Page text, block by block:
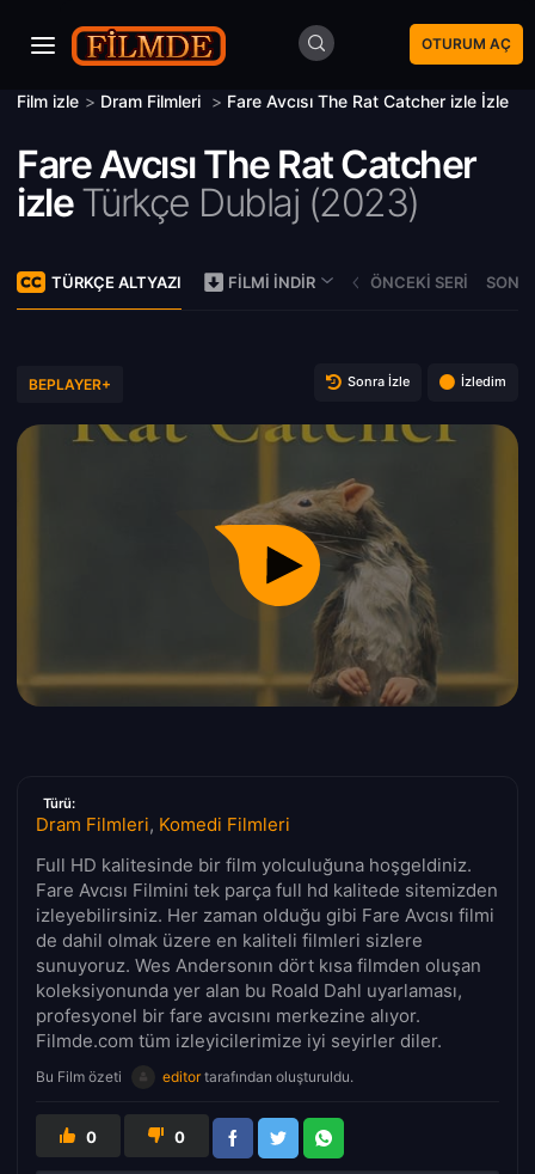
OTURUM AÇ
Film izle > Dram Filmleri > Fare Avcısı The Rat Catcher izle İzle
Fare Avcısı The Rat Catcher
izleTürkçe Dublaj (2023)
TÜRKÇE ALTYAZI FILMI İNDIR ÖNCEKI SERI
BEPLAYER+ Sonra İzle İzledim
Türü:
Dram Filmleri, Komedi Filmleri
Full HD kalitesinde bir film yolculuğuna hoşgeldiniz.
Fare Avcısı Filmini tek parça full hd kalitede sitemizden
izleyebilirsiniz. Her zaman olduğu gibi Fare Avcısı filmi
de dahil olmak üzere en kaliteli filmleri sizlere
sunuyoruz. Wes Andersonın dört kısa filmden oluşan
koleksiyonunda yer alan bu Roald Dahl uyarlaması,
profesyonel bir fare avcısını merkezine alıyor.
Filmde.com tüm izleyicilerimize iyi seyirler diler.
Bu Film özeti editortarafından oluşturuldu.
0 0